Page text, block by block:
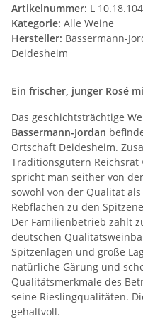
Artikelnummer: L 10.18.104
Kategorie: Alle Weine
Hersteller: Bassermann-
Deidesheim
Ein frischer, junger Rosé
Das geschichtsträchtige
Bassermann-Jordan
Ortschaft Deidesheim.
Traditionsgütern
spricht man seither von
sowohl von der Qualität
Rebflächen zu den
Der Familienbetrieb zählt
deutschen
Spitzenlagen und große
natürliche Gärung und
Qualitätsmerkmale des
seine Rieslingqualitäten.
gehaltvoll.